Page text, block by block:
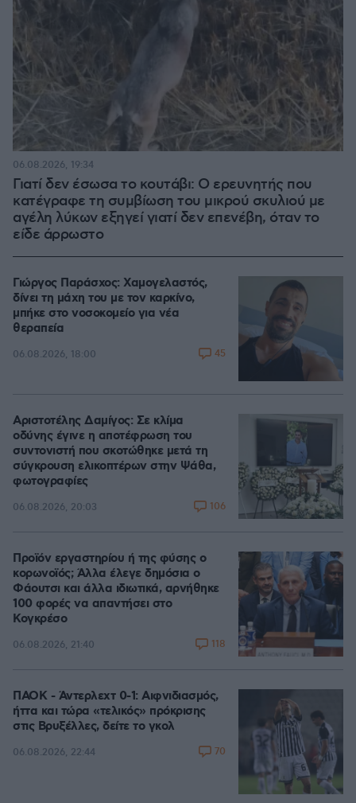
Γιατί δεν έσωσα το κουτάβι: Ο ερευνητής που
κατέγραφε τη συμβίωση του μικρού σκυλιού με
αγέλη λύκων εξηγεί γιατί δεν επενέβη, όταν το
είδε άρρωστο
06.08.2026, 19:34
Γιώργος Παράσχος: Χαμογελαστός,
δίνει τη μάχη του με τον καρκίνο,
μπήκε στο νοσοκομείο για νέα
θεραπεία
06.08.2026, 18:00 45
Αριστοτέλης Δαμίγος: Σε κλίμα
οδύνης έγινε η αποτέφρωση του
συντονιστή που σκοτώθηκε μετά τη
σύγκρουση ελικοπτέρων στην Ψάθα,
φωτογραφίες
06.08.2026, 20:03 106
Προϊόν εργαστηρίου ή της φύσης ο
κορωνοϊός; Άλλα έλεγε δημόσια ο
Φάουτσι και άλλα ιδιωτικά, αρνήθηκε
100 φορές να απαντήσει στο
Κογκρέσο
06.08.2026, 21:40 118
ΠΑΟΚ - Άντερλεχτ 0-1: Αιφνιδιασμός,
ήττα και τώρα «τελικός» πρόκρισης
στις Βρυξέλλες, δείτε το γκολ
06.08.2026, 22:44 70